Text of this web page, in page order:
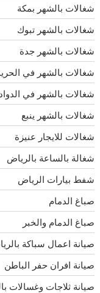
شغالات بالشهر بمكة
شغالات بالشهر تبوك
شغالات بالشهر جدة
شغالات بالشهر في
شغالات بالشهر في
شغالات بالشهر ينبع
شغالات للايجار عنيزة
شغالة بالساعة بالرياض
شفط بيارات الرياض
صباغ الدمام
صباغ الدمام والخبر
صيانة اعمال سباكة
صيانة افران حفر الباطن
صيانة ثلاجات وغسالات